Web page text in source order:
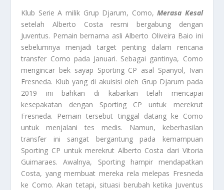
Klub Serie A milik Grup Djarum, Como,Merasa Kesal
setelah Alberto Costa resmi bergabung dengan
Juventus. Pemain bernama asli Alberto Oliveira Baio ini
sebelumnya menjadi target penting dalam rencana
transfer Como pada Januari. Sebagai gantinya, Como
mengincar bek sayap Sporting CP asal Spanyol, Ivan
Fresneda. Klub yang di akuisisi oleh Grup Djarum pada
2019 ini bahkan di kabarkan telah mencapai
kesepakatan dengan Sporting CP untuk merekrut
Fresneda. Pemain tersebut tinggal datang ke Como
untuk menjalani tes medis. Namun, keberhasilan
transfer ini sangat bergantung pada kemampuan
Sporting CP untuk merekrut Alberto Costa dari Vitoria
Guimaraes. Awalnya, Sporting hampir mendapatkan
Costa, yang membuat mereka rela melepas Fresneda
ke Como. Akan tetapi, situasi berubah ketika Juventus